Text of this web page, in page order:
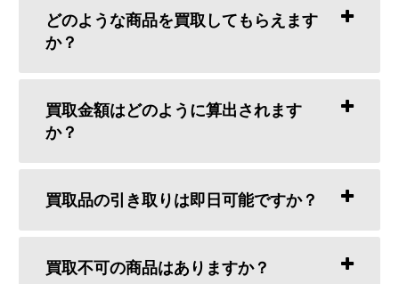
どのような商品を買取してもらえます
か？
買取金額はどのように算出されます
か？
買取品の引き取りは即日可能ですか？
買取不可の商品はありますか？